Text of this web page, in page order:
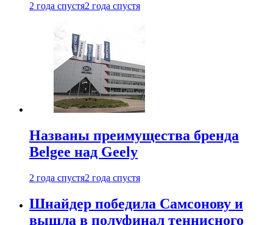
2 года спустя2 года спустя
Названы преимущества бренда
Belgee над Geely
2 года спустя2 года спустя
Шнайдер победила Самсонову и
вышла в полуфинал теннисного